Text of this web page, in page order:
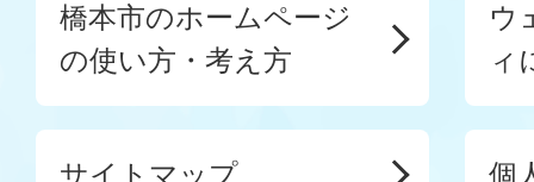
橋本市のホームページ
の使い方・考え方
ウ
ィ
サイトマップ 個